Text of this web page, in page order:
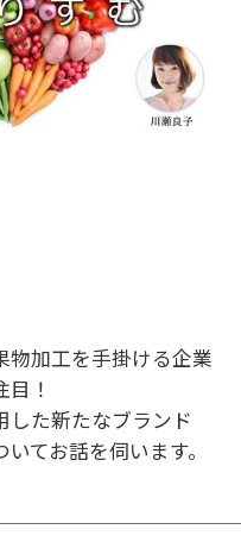
物加工を手掛ける企業
！
した新たなブランド
てお話を伺います。